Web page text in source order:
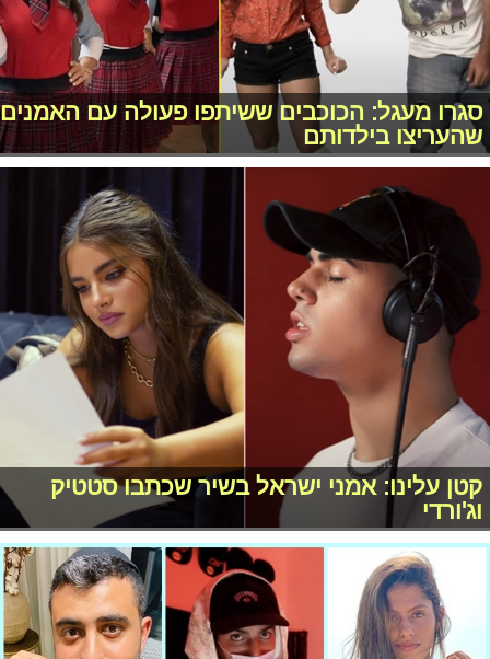
סגרו מעגל: הכוכבים ששיתפו פעולה עם האמנים
שהעריצו בילדותם
קטן עלינו: אמני ישראל בשיר שכתבו סטטיק
וג'ורדי